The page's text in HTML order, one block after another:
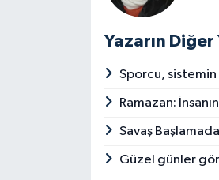
Yazarın Diğer
Sporcu,
Ramazan:
Savaş
Güzel günler